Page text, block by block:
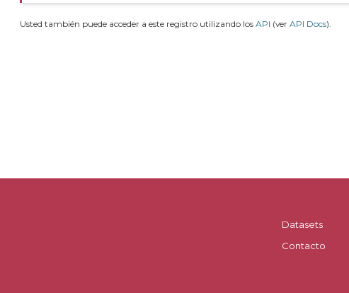
Usted también puede acceder a este registro utilizando los API (ver API Docs).
Datasets
Contacto